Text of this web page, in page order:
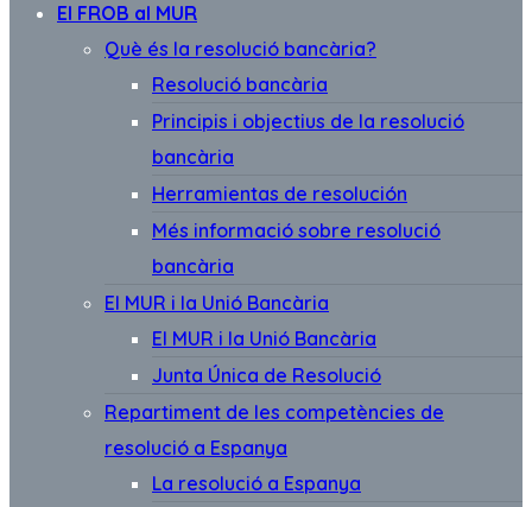
El FROB al MUR
Què és la resolució bancària?
Resolució bancària
Principis i objectius de la resolució
bancària
Herramientas de resolución
Més informació sobre resolució
bancària
El MUR i la Unió Bancària
El MUR i la Unió Bancària
Junta Única de Resolució
Repartiment de les competències de
resolució a Espanya
La resolució a Espanya